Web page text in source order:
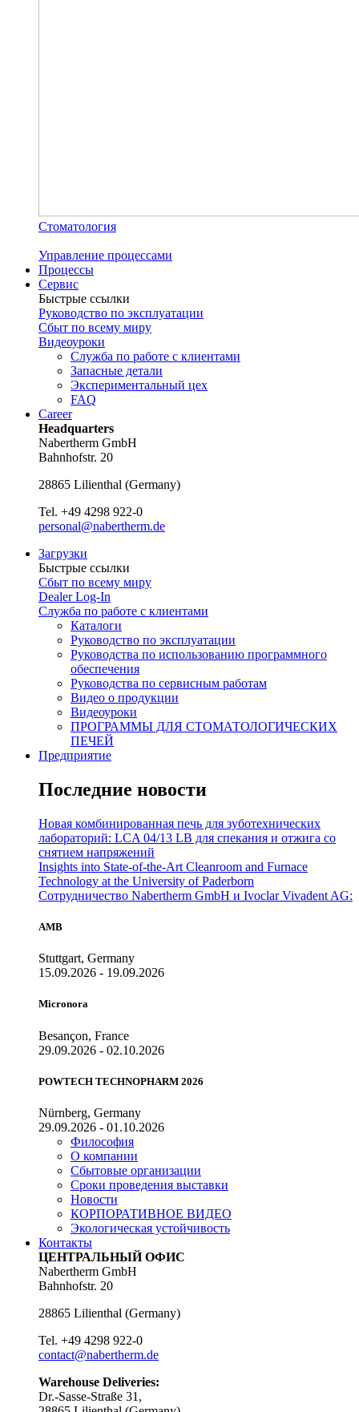
Стоматология
Управление процессами
Процессы
Сервис
Быстрые ссылки
Руководство по эксплуатации
Сбыт по всему миру
Видеоуроки
Служба по работе с клиентами
Запасные детали
Экспериментальный цех
FAQ
Career
Headquarters
Nabertherm GmbH
Bahnhofstr. 20
28865 Lilienthal (Germany)
Tel. +49 4298 922-0
personal@nabertherm.de
Загрузки
Быстрые ссылки
Сбыт по всему миру
Dealer Log-In
Служба по работе с клиентами
Каталоги
Руководство по эксплуатации
Руководства по использованию программного
обеспечения
Руководства по сервисным работам
Видео о продукции
Видеоуроки
ПРОГРАММЫ ДЛЯ СТОМАТОЛОГИЧЕСКИХ
ПЕЧЕЙ
Предприятие
Последние новости
Новая комбинированная печь для зуботехнических
лабораторий: LCA 04/13 LB для спекания и отжига со
снятием напряжений
Insights into State-of-the-Art Cleanroom and Furnace
Technology at the University of Paderborn
Сотрудничество Nabertherm GmbH и Ivoclar Vivadent AG:
AMB
Stuttgart, Germany
15.09.2026 - 19.09.2026
Micronora
Besançon, France
29.09.2026 - 02.10.2026
POWTECH TECHNOPHARM 2026
Nürnberg, Germany
29.09.2026 - 01.10.2026
Философия
О компании
Сбытовые организации
Сроки проведения выставки
Новости
КОРПОРАТИВНОЕ ВИДЕО
Экологическая устойчивость
Контакты
ЦЕНТРАЛЬНЫЙ ОФИС
Nabertherm GmbH
Bahnhofstr. 20
28865 Lilienthal (Germany)
Tel. +49 4298 922-0
contact@nabertherm.de
Warehouse Deliveries:
Dr.-Sasse-Straße 31,